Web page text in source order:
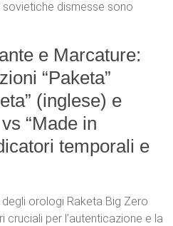
dismesse sono
e Marcature:
“Paketa”
(inglese) e
“Made in
temporali e
orologi Raketa Big Zero
per l’autenticazione e la